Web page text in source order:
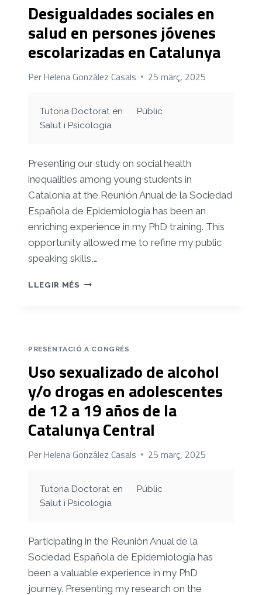
IN
SEXUAL
CONTEXTS
AMONG
SEXUALLY
ADOLESCENTS:
OBSERVATIONAL
STUDY
Desigualdades sociales en
salud en persones jóvenes
escolarizadas en Catalunya
PerHelena González Casals 25 març, 2025
Tutoria Doctorat en
Salut i Psicologia
Públic
Presenting our study on social health
inequalities among young students in
Catalonia at the Reunión Anual de la Sociedad
Española de Epidemiología has been an
enriching experience in my PhD training. This
opportunity allowed me to refine my public
speaking skills,…
LLEGIR MÉS DESIGUALDADES
PERSONES
ESCOLARIZADAS
EN
CATALUNYA
PRESENTACIÓ A CONGRÉS
Uso sexualizado de alcohol
y/o drogas en adolescentes
de 12 a 19 años de la
Catalunya Central
PerHelena González Casals 25 març, 2025
Tutoria Doctorat en
Salut i Psicologia
Públic
Participating in the Reunión Anual de la
Sociedad Española de Epidemiología has
been a valuable experience in my PhD
journey. Presenting my research on the